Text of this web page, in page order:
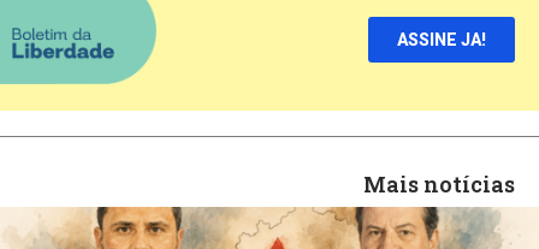
ASSINE JA!
Mais notícias